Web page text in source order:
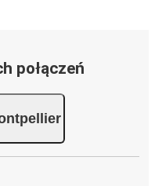
min.
wpływ na środowisko
Stale pracujemy
ślad węglowy,
połączeń